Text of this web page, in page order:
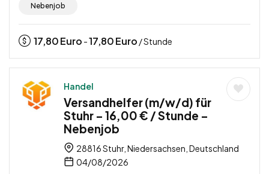
Nebenjob
17,80Euro -17,80Euro / Stunde
Handel
Versandhelfer (m/w/d) für
Stuhr – 16,00 € / Stunde –
Nebenjob
28816 Stuhr, Niedersachsen, Deutschland
04/08/2026